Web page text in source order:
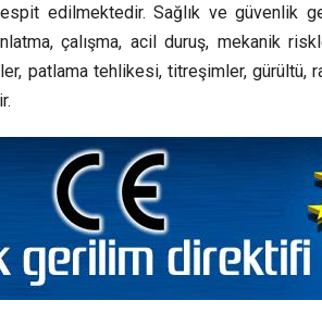
edilmektedir. Sağlık ve güvenlik
çalışma, acil duruş, mekanik
patlama tehlikesi, titreşimler, gürültü,